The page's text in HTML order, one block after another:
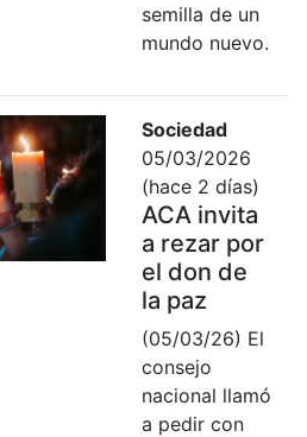
semilla de un
mundo nuevo.
Sociedad
05/03/2026
(hace 2 días)
ACA invita
a rezar por
el don de
la paz
(05/03/26) El
consejo
nacional llamó
a pedir con